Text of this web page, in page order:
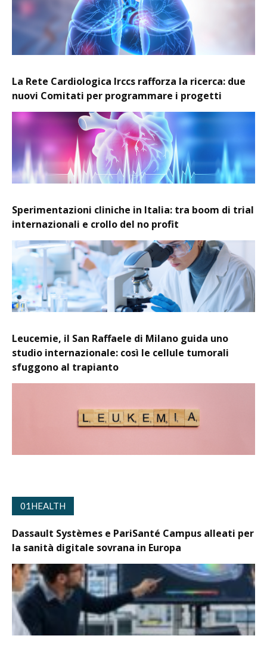
La Rete Cardiologica Irccs rafforza la ricerca: due
nuovi Comitati per programmare i progetti
Sperimentazioni cliniche in Italia: tra boom di trial
internazionali e crollo del no profit
Leucemie, il San Raffaele di Milano guida uno
studio internazionale: così le cellule tumorali
sfuggono al trapianto
01HEALTH
Dassault Systèmes e PariSanté Campus alleati per
la sanità digitale sovrana in Europa